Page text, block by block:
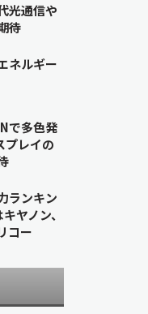
光通信や
待
ネルギー
で多色発
レイの
ランキン
ヤノン、
コー